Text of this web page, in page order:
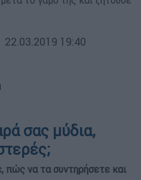
22.03.2019 19:40
σας μύδια,
πώς να τα συντηρήσετε και